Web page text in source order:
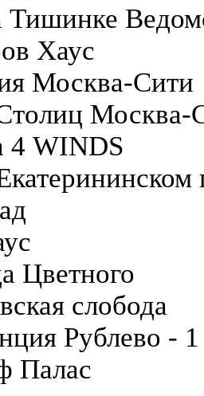
Хаус
Москва-Сити
Москва-
4 WINDS
Цветного
слобода
Рублево - 1
Палас